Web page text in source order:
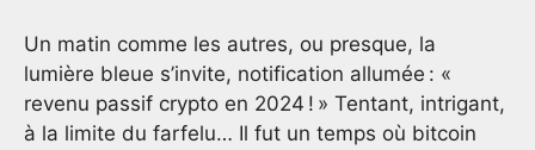
Un matin comme les autres, ou presque, la
lumière bleue s’invite, notification allumée : «
revenu passif crypto en 2024 ! » Tentant, intrigant,
à la limite du farfelu… Il fut un temps où bitcoin